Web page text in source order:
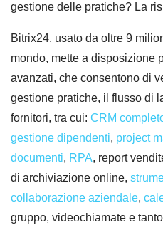
gestione delle pratiche? La
Bitrix24, usato da oltre 9
mondo, mette a disposizione
avanzati, che consentono di
gestione pratiche, il flusso di
fornitori, tra cui: CRM
gestione dipendenti, project
documenti, RPA, report
di archiviazione online,
collaborazione aziendale,
gruppo, videochiamate e